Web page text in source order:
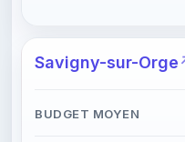
Savigny-sur-Orge